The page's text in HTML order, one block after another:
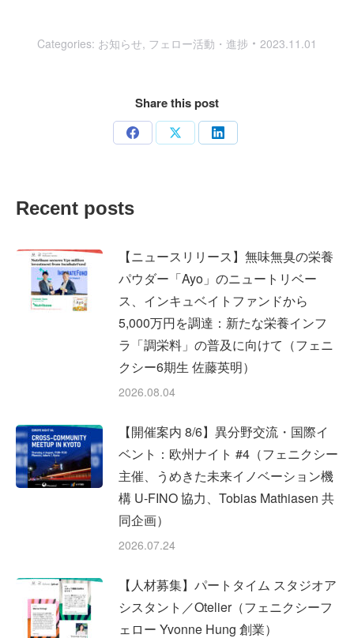
Categories: お知らせ, フェロー活動・進捗 2023.11.01
Share this post
Share Share Share
Recent posts
【ニュースリリース】無味無臭の栄養
パウダー「Ayo」のニュートリベー
ス、インキュベイトファンドから
5,000万円を調達：新たな栄養インフ
ラ「調栄料」の普及に向けて（フェニ
クシー6期生 佐藤英明）
2026.08.04
【開催案内 8/6】異分野交流・国際イ
ベント：欧州ナイト #4（フェニクシー
主催、うめきた未来イノベーション機
構 U-FINO 協力、Tobias Mathiasen 共
同企画）
2026.07.24
【人材募集】パートタイム スタジオア
シスタント／Otelier（フェニクシーフ
ェロー Yvonne Hung 創業）